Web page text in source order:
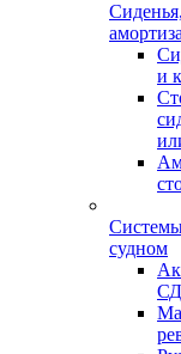
и
судном